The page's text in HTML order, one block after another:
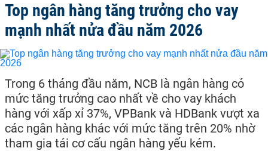
Top ngân hàng tăng trưởng cho vay
mạnh nhất nửa đầu năm 2026
Trong 6 tháng đầu năm, NCB là ngân hàng có
mức tăng trưởng cao nhất về cho vay khách
hàng với xấp xỉ 37%, VPBank và HDBank vượt xa
các ngân hàng khác với mức tăng trên 20% nhờ
tham gia tái cơ cấu ngân hàng yếu kém.